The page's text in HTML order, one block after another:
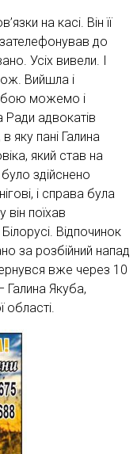
на касі. Він її
до
Усіх вивели. І
Вийшла і
можемо і
Ради адвокатів
яку пані Галина
який став на
здійснено
і справа була
поїхав
Відпочинок
за розбійний напад
вже через 10
Галина Якуба,
області.